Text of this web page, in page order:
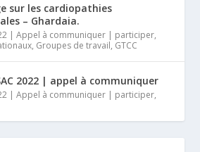
sur les cardiopathies
– Ghardaia.
|Appel à communiquer | participer,
, Groupes de travail, GTCC
2022 | appel à communiquer
|Appel à communiquer | participer,